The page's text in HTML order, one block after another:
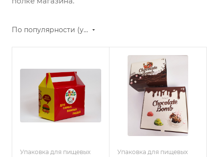
По популярности (убывание)
Упаковка для пищевых
Упаковка для пищевых